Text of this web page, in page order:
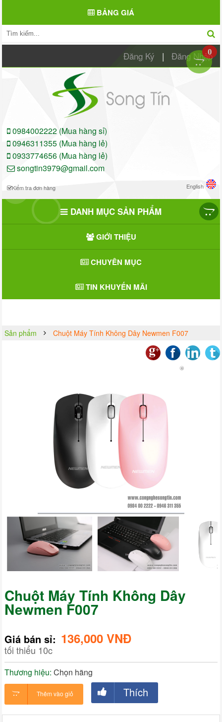
Đăng Ký | Đăng Nhập
0984002222 (Mua hàng sỉ)
0946311355 (Mua hàng lẻ)
0933774656 (Mua hàng lẻ)
songtin3979@gmail.com
English
Kiểm tra đơn hàng
DANH MỤC SẢN PHẨM
GIỚI THIỆU
BẢNG GIÁ
CHUYÊN MỤC
TIN KHUYẾN MÃI
0
Sản phẩm Chuột Máy Tính Không Dây Newmen F007
Chuột Máy Tính Không Dây
Newmen F007
Giá bán sỉ: 136,000 VNĐ
tối thiểu 10c
Thương hiệu: Chọn hãng
Thêm vào giỏ Thích